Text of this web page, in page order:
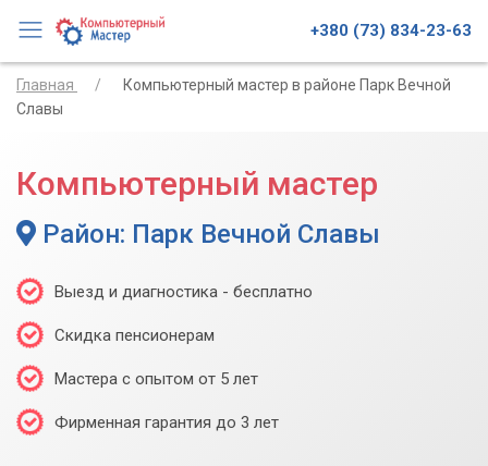
+380 (73) 834-23-63
Главная
Компьютерный мастер в районе Парк Вечной
Славы
Компьютерный мастер
Район: Парк Вечной Славы
Выезд и диагностика - бесплатно
Скидка пенсионерам
Мастера с опытом от 5 лет
Фирменная гарантия до 3 лет